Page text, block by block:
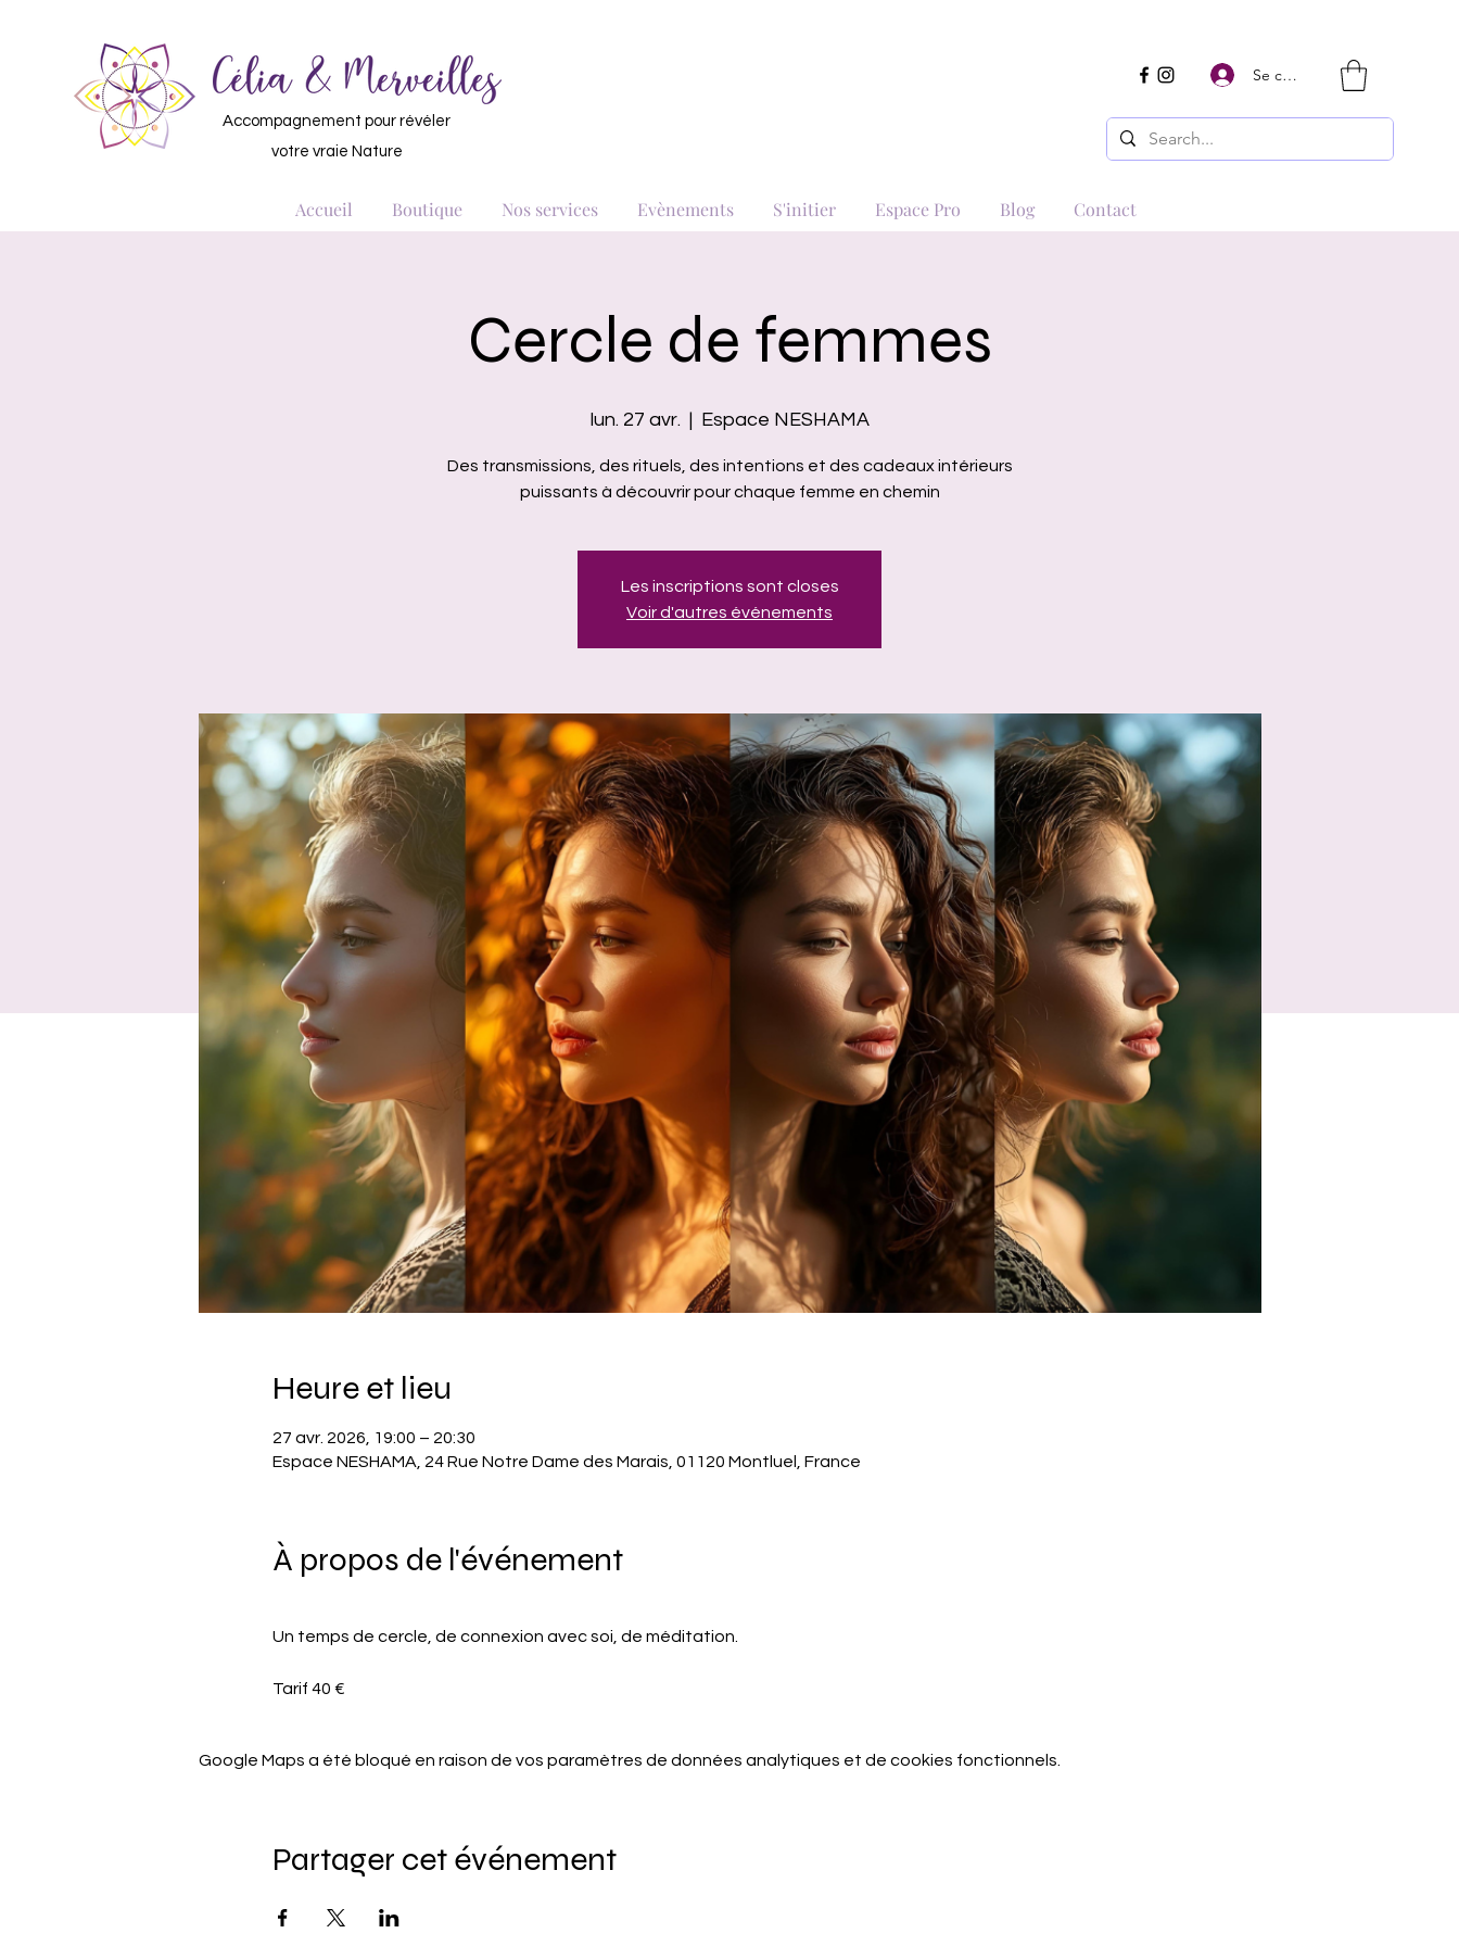
Accompagnement pour révéler
votre vraie Nature
Se connecter
Accueil Boutique Nos services Evènements S'initier Espace Pro Blog Contact
Cercle de femmes
lun. 27 avr.
  |
Espace NESHAMA
Des transmissions, des rituels, des intentions et des cadeaux intérieurs
puissants à découvrir pour chaque femme en chemin
Les inscriptions sont closes
Voir d'autres événements
Heure et lieu
27 avr. 2026, 19:00 – 20:30
Espace NESHAMA, 24 Rue Notre Dame des Marais, 01120 Montluel, France
À propos de l'événement
Un temps de cercle, de connexion avec soi, de méditation.
Tarif 40 €
Google Maps a été bloqué en raison de vos paramètres de données analytiques et de cookies fonctionnels.
Partager cet événement